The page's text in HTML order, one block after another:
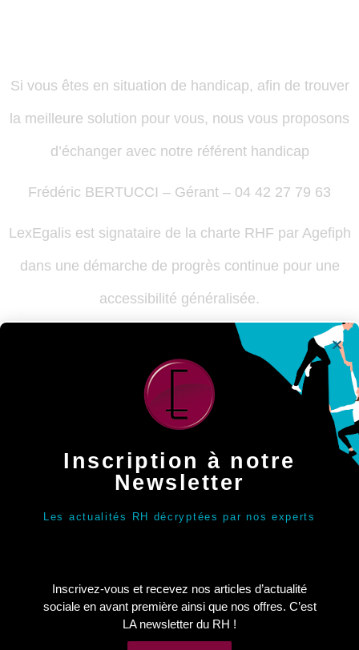
Si vous êtes en situation de handicap, afin de trouver
la meilleure solution pour vous, nous vous proposons
d’échanger avec notre référent handicap
Frédéric BERTUCCI – Gérant – 04 42 27 79 63
LexEgalis est signataire de la charte RHF par Agefiph
dans une démarche de progrès continue pour une
accessibilité généralisée.
Téléchargez la fiche d’information sur le handicap
Contactez-nous pour en savoir plus...
SITUATION DE HANDICAP
Inscription à notre
Newsletter
Les actualités RH décryptées par nos experts
Inscrivez-vous et recevez nos articles d’actualité
sociale en avant première ainsi que nos offres. C’est
LA newsletter du RH !